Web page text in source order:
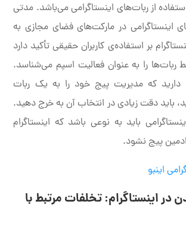
از ربات‌های اینستاگرامی می‌باشد. مدتی
اینستاگرامی در مارکت‌های فضای مجازی به
بر استفاده‌ی کاربران حقیقی تأکید دارد
ربات‌ها را به عنوان فعالیت اسپم می‌شناسد.
دارید که مدیریت پیج خود را به یک ربات
باید دقت زیادی در انتخاب آن به خرج دهید.
باید به نوعی باشد که اینستاگرام
پیج نشود.
اینبو
در اینستاگرام: تخلفات مرتبط با